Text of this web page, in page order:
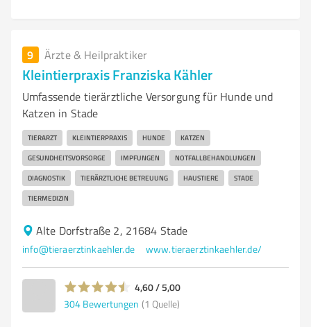
9 Ärzte & Heilpraktiker
Kleintierpraxis Franziska Kähler
Umfassende tierärztliche Versorgung für Hunde und
Katzen in Stade
TIERARZT KLEINTIERPRAXIS HUNDE KATZEN
GESUNDHEITSVORSORGE IMPFUNGEN NOTFALLBEHANDLUNGEN
DIAGNOSTIK TIERÄRZTLICHE BETREUUNG HAUSTIERE STADE
TIERMEDIZIN
Alte Dorfstraße 2, 21684 Stade
info@tieraerztinkaehler.de www.tieraerztinkaehler.de/
4,60 / 5,00
304 Bewertungen (1 Quelle)